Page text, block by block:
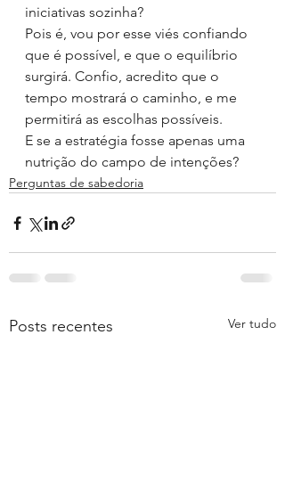
iniciativas sozinha?
Pois é, vou por esse viés confiando
que é possível, e que o equilíbrio
surgirá. Confio, acredito que o
tempo mostrará o caminho, e me
permitirá as escolhas possíveis.
E se a estratégia fosse apenas uma
nutrição do campo de intenções?
Perguntas de sabedoria
Posts recentes Ver tudo